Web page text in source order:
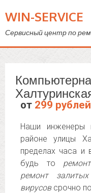
WIN-SERVICE
Сервисный центр по
от 299 рублей
Наши инженеры
районе улицы
пределах часа и
будь то
ремонт
вирусовсрочно